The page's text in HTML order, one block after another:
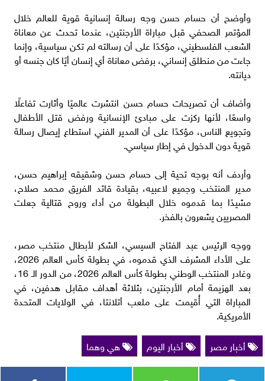
وأوضح أن حسام حسن وجه رسالة إنسانية قوية للعالم خلال
المؤتمر الصحفي قبل مباراة الأرجنتين، عندما تحدث عن معاناة
الشعب الفلسطيني، مؤكدًا على أن رسالته لم تكن سياسية، وإنما
جاءت من منطلق إنساني، برفض معاناة أي إنسان أيًا كان جنسه أو
ديانته.
وأضاف أن تصريحات حسام حسن انتشرت عالميًا وأثارت تفاعلًا
واسعًا، لأنها ركزت على مبادئ الإنسانية ورفض قتل الأطفال
وتجويع الناس، مؤكدًا على أن المدير الفني استطاع إيصال رسالة
قوية دون الدخول في إطار سياسي.
وأردف أنه بوجه تحية إلى حسام حسن وشقيقه إبراهيم حسن،
مدير المنتخب وجميع لاعبيه، بقيادة قائد الفريق محمد صلاح،
مشيدًا بما قدموه خلال البطولة من أداء وروح قتالية جعلت
المصريين يشعرون بالفخر.
ووجه الرئيس عبد الفتاح السيسي، الشكر لأبطال منتخب مصر،
على الأداء المشرف الذي قدموه، في بطولة كأس العالم 2026،
وغادر المنتخب الوطني بطولة كأس العالم 2026، من الدور الـ 16،
بعد الهزيمة أمام الأرجنتين، بثلاثة أهداف مقابل هدفين، في
المباراة التي أُقيمت على ملعب أتلانتا، في الولايات المتحدة
الأمريكية.
أخبار مصر
أخبار اليوم هي وهما